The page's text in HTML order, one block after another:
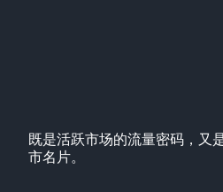
既是活跃市场的流量密码，又
市名片。